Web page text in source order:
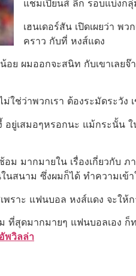
แชมเปี้ยนส์ ลีก รอบแบ่งก
เฮนเดอร์สัน เปิดเผยว่า พ
คราว กับที่ หงส์แดง
อย ผมออกจะสนิท กับเขาเล
ใช่ว่าพวกเรา ต้องระมัดระวั
อยู่เสมอๆหรอกนะ แม้กระนั้น
อม มากมายใน เรื่องเกี่ยวกับ
นสนาม ซึ่งผมก็ได้ ทำความเข้า
ราะ แฟนบอล หงส์แดง จะใ
ที่สุดมากมายๆ แฟนบอลเอง
พวิลล่า